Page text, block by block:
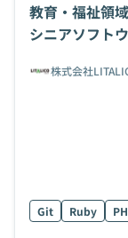
教育・福祉領
シニアソフト
株式会社
Git Ruby